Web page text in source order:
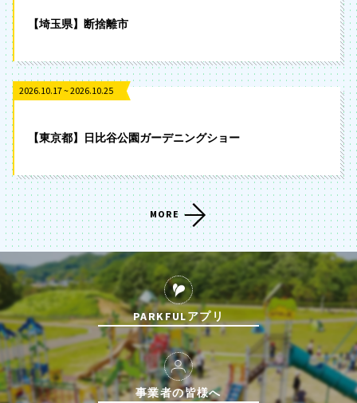
【埼玉県】断捨離市
2026.10.17 ~ 2026.10.25
【東京都】日比谷公園ガーデニングショー
MORE
PARKFULアプリ
事業者の皆様へ